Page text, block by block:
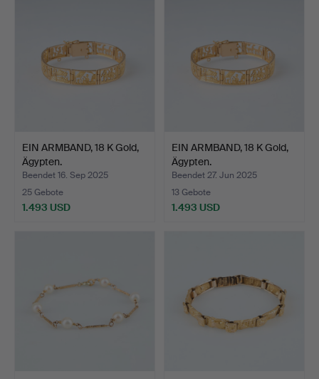
EIN ARMBAND, 18 K Gold,
Ägypten.
Beendet 16. Sep 2025
25 Gebote
1.493 USD
EIN ARMBAND, 18 K Gold,
Ägypten.
Beendet 27. Jun 2025
13 Gebote
1.493 USD